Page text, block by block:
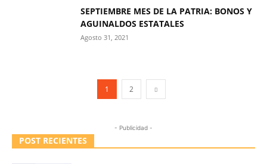
SEPTIEMBRE MES DE LA PATRIA: BONOS Y
AGUINALDOS ESTATALES
Agosto 31, 2021
1 2
- Publicidad -
POST RECIENTES